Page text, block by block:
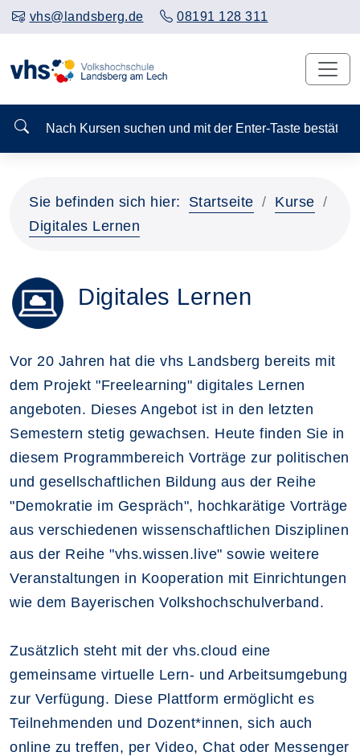
vhs@landsberg.de 08191 128 311
Nach Kursen suchen und mit der Enter-Taste
Sie befinden sich hier: Startseite
Kurse
Digitales Lernen
Digitales Lernen
Vor 20 Jahren hat die vhs Landsberg bereits mit
dem Projekt "Freelearning" digitales Lernen
angeboten. Dieses Angebot ist in den letzten
Semestern stetig gewachsen. Heute finden Sie in
diesem Programmbereich Vorträge zur politischen
und gesellschaftlichen Bildung aus der Reihe
"Demokratie im Gespräch", hochkarätige Vorträge
aus verschiedenen wissenschaftlichen Disziplinen
aus der Reihe "vhs.wissen.live" sowie weitere
Veranstaltungen in Kooperation mit Einrichtungen
wie dem Bayerischen Volkshochschulverband.
Zusätzlich steht mit der vhs.cloud eine
gemeinsame virtuelle Lern- und Arbeitsumgebung
zur Verfügung. Diese Plattform ermöglicht es
Teilnehmenden und Dozent*innen, sich auch
online zu treffen, per Video, Chat oder Messenger